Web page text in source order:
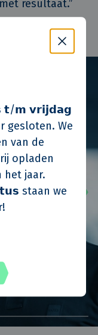
𝗺 𝘃𝗿𝗶𝗷𝗱𝗮𝗴
We
van de
opladen
het jaar.
staan we
resultaat.”